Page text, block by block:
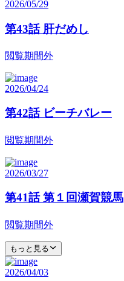
2026/05/29
第43話 肝だめし
閲覧期間外
2026/04/24
第42話 ビーチバレー
閲覧期間外
2026/03/27
第41話 第１回瀬賀競馬
閲覧期間外
もっと見る
2026/04/03